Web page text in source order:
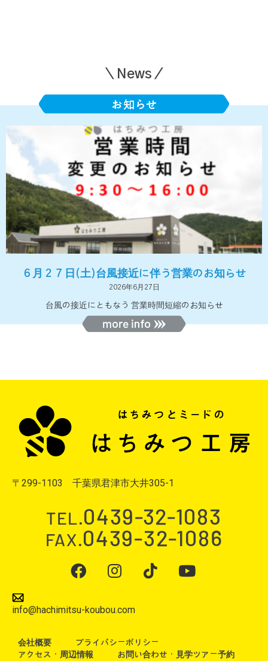
＼News／
６月２７日(土)台風接近に伴う営業のお知らせ
2026年6月27日
台風の接近にともなう 営業時間短縮のお知らせ
〒299-1103 千葉県君津市大井305-1
info@hachimitsu-koubou.com
会社概要
プライバシーポリシー
アクセス・周辺情報
お問い合わせ・見学ツアー予約